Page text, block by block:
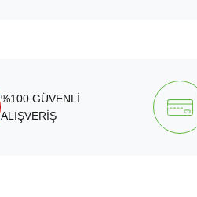
%100 GÜVENLİ
ALIŞVERİŞ